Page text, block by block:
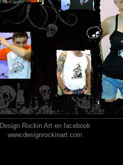
Design Rockin Art en facebook
www.designrockinart.com